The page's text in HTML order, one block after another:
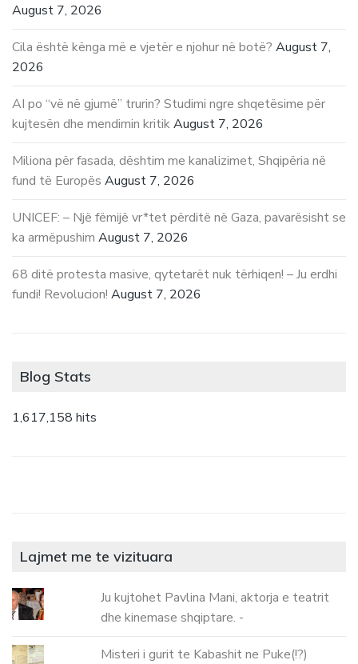
August 7, 2026
Cila është kënga më e vjetër e njohur në botë? August 7,
2026
AI po “vë në gjumë” trurin? Studimi ngre shqetësime për
kujtesën dhe mendimin kritikAugust 7, 2026
Miliona për fasada, dështim me kanalizimet, Shqipëria në
fund të Europës August 7, 2026
UNICEF: – Një fëmijë vr*tet përditë në Gaza, pavarësisht se
ka armëpushim August 7, 2026
68 ditë protesta masive, qytetarët nuk tërhiqen! – Ju erdhi
fundi! Revolucion! August 7, 2026
Blog Stats
1,617,158 hits
Lajmet me te vizituara
Ju kujtohet Pavlina Mani, aktorja e teatrit
dhe kinemase shqiptare. -
Misteri i gurit te Kabashit ne Puke(!?)